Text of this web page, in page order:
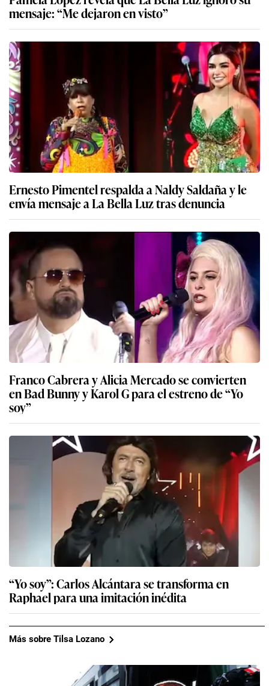
mensaje: “Me dejaron en visto”
Ernesto Pimentel respalda a Naldy Saldaña y le
envía mensaje a La Bella Luz tras denuncia
Franco Cabrera y Alicia Mercado se convierten
en Bad Bunny y Karol G para el estreno de “Yo
soy”
“Yo soy”: Carlos Alcántara se transforma en
Raphael para una imitación inédita
Más sobre Tilsa Lozano